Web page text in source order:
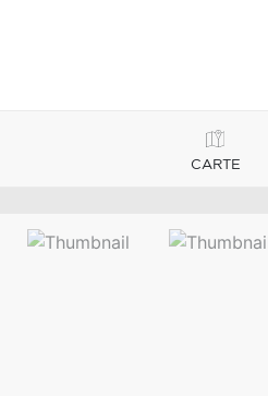
CARTE